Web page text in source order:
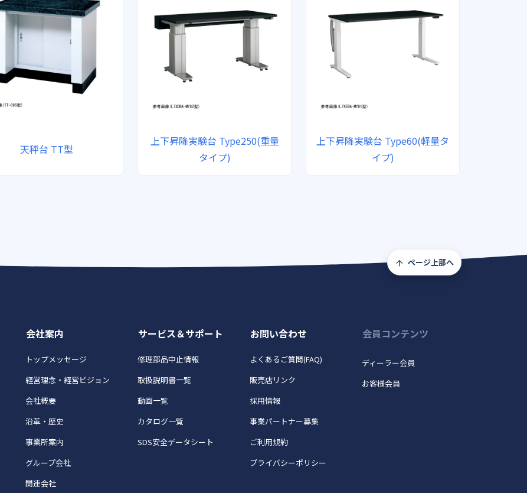
天秤台 TT型
上下昇降実験台 Type250(重量
タイプ)
上下昇降実験台 Type60(軽量タ
イプ)
ページ上部へ
会社案内
トップメッセージ
経営理念・経営ビジョン
会社概要
沿革・歴史
事業所案内
グループ会社
関連会社
サービス＆サポート
修理部品中止情報
取扱説明書一覧
動画一覧
カタログ一覧
SDS安全データシート
お問い合わせ
よくあるご質問(FAQ)
販売店リンク
採用情報
事業パートナー募集
ご利用規約
プライバシーポリシー
会員コンテンツ
ディーラー会員
お客様会員